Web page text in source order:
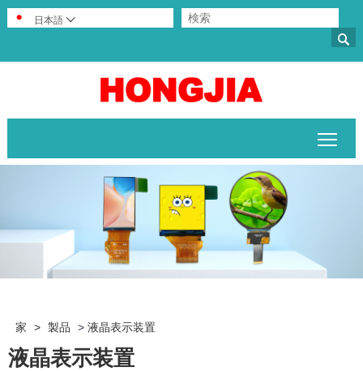

日本語 
家 > 製品 > 液晶表示装置
液晶表示装置